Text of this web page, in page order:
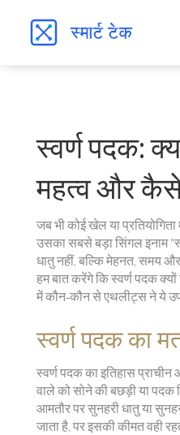
स्वर्ण पदक:
महत्व और
जब भी कोई खेल या
उसका सबसे बड़ा सिंगल इनाम
धातु नहीं, बल्कि मेहनत, समय
हम बात करेंगे कि स्वर्ण पदक
में कौन‑कौन से एथलीट्स ने ये
स्वर्ण पदक का
स्वर्ण पदक का इतिहास
वाले को सोने की बछड़ी या
आमतौर पर सुनहरी धातु या
जाता है, पर इसकी कीमत वही